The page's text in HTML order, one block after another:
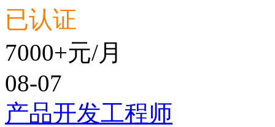
已认证
7000+元/月
08-07
产品开发工程师